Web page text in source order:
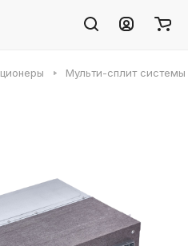
Мульти-сплит системы